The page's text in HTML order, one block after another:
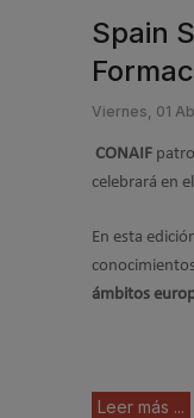
Spain
Viernes, 01
CONAIF
celebrará en
En esta
ámbitos
Leer más ...